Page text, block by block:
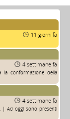
11 giorni fa
4 settimane fa
la conformazione della
4 settimane fa
| Ad oggi sono presenti